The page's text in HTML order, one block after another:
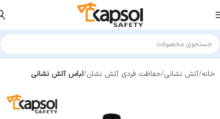
خانه آتش نشانی حفاظت فردی آتش نشان لباس آتش نشانی